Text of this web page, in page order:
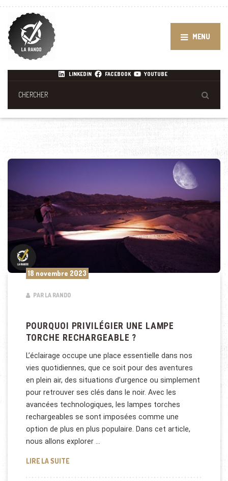
MENU
LINKEDIN FACEBOOK YOUTUBE
18 novembre 2023
PAR LA RANDO
POURQUOI PRIVILÉGIER UNE LAMPE
TORCHE RECHARGEABLE ?
L’éclairage occupe une place essentielle dans nos
vies quotidiennes, que ce soit pour des aventures
en plein air, des situations d’urgence ou simplement
pour retrouver ses clés dans le noir. Avec les
avancées technologiques, les lampes torches
rechargeables se sont imposées comme une
option de plus en plus populaire. Dans cet article,
nous allons explorer …
LIRE LA SUITEPOURQUOI PRIVILÉGIER UNE LAMPE TORCHE